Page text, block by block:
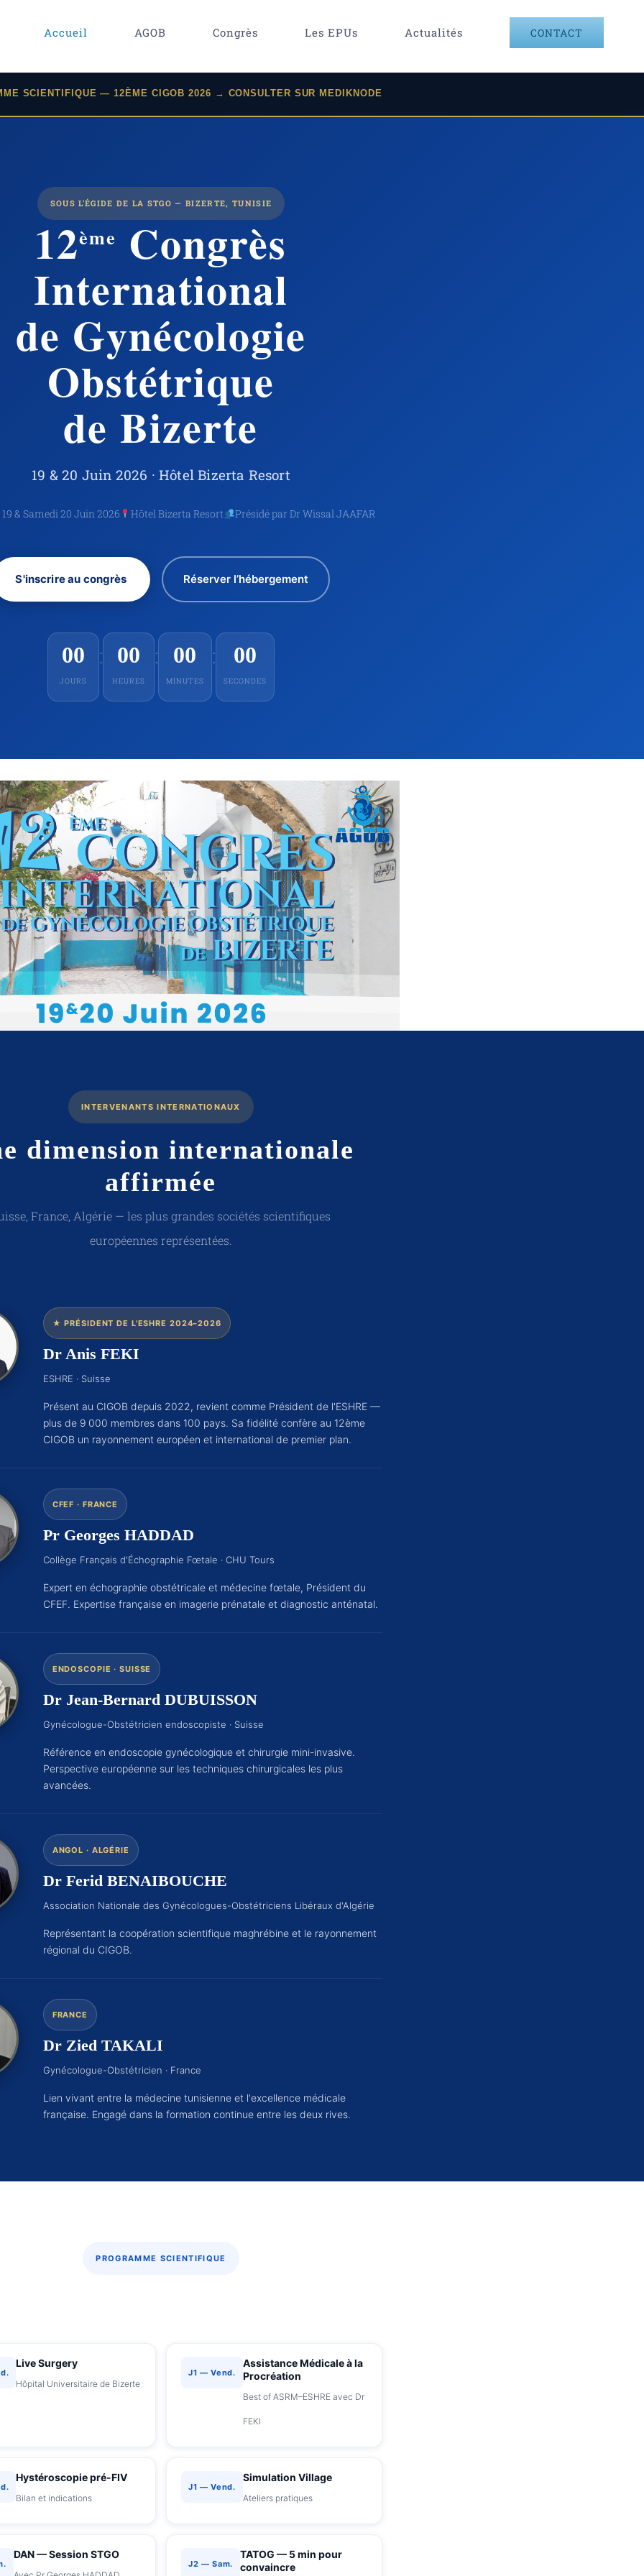
Accueil AGOB Congrès Les EPUs Actualités CONTACT
SCIENTIFIQUE — 12ÈME CIGOB 2026 → CONSULTER SUR MEDIKNODE
SOUS L'ÉGIDE DE LA STGO — BIZERTE, TUNISIE
12ème Congrès
International
de Gynécologie
Obstétrique
de Bizerte
19 & 20 Juin 2026 · Hôtel Bizerta Resort
& Samedi 20 Juin 2026 Hôtel Bizerta Resort Présidé par Dr Wissal JAAFAR
S'inscrire au congrès Réserver l’hébergement
00
JOURS
: 00
HEURES
: 00
MINUTES
: 00
SECONDES
INTERVENANTS INTERNATIONAUX
dimension internationale
affirmée
France, Algérie — les plus grandes sociétés scientifiques
européennes représentées.
★ PRÉSIDENT DE L'ESHRE 2024–2026
Dr Anis FEKI
ESHRE · Suisse
Présent au CIGOB depuis 2022, revient comme Président de l'ESHRE —
plus de 9 000 membres dans 100 pays. Sa fidélité confère au 12ème
CIGOB un rayonnement européen et international de premier plan.
CFEF · FRANCE
Pr Georges HADDAD
Collège Français d'Échographie Fœtale · CHU Tours
Expert en échographie obstétricale et médecine fœtale, Président du
CFEF. Expertise française en imagerie prénatale et diagnostic anténatal.
ENDOSCOPIE · SUISSE
Dr Jean-Bernard DUBUISSON
Gynécologue-Obstétricien endoscopiste · Suisse
Référence en endoscopie gynécologique et chirurgie mini-invasive.
Perspective européenne sur les techniques chirurgicales les plus
avancées.
ANGOL · ALGÉRIE
Dr Ferid BENAIBOUCHE
Association Nationale des Gynécologues-Obstétriciens Libéraux d'Algérie
Représentant la coopération scientifique maghrébine et le rayonnement
régional du CIGOB.
FRANCE
Dr Zied TAKALI
Gynécologue-Obstétricien · France
Lien vivant entre la médecine tunisienne et l'excellence médicale
française. Engagé dans la formation continue entre les deux rives.
PROGRAMME SCIENTIFIQUE
Live Surgery
Hôpital Universitaire de Bizerte
J1 — Vend.
Assistance Médicale à la
Procréation
Best of ASRM–ESHRE avec Dr
FEKI
Hystéroscopie pré-FIV
Bilan et indications
J1 — Vend.
Simulation Village
Ateliers pratiques
DAN — Session STGO
J2 — Sam.
TATOG — 5 min pour
convaincre